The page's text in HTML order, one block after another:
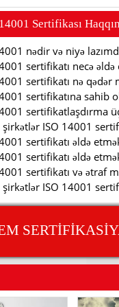
Sertifikası
nədir və niyə
sertifikatı necə əldə
sertifikatı nə qədər
sertifikatına sahib
sertifikatlaşdırma
şirkətlər ISO 14001
sertifikatı əldə
sertifikatı əldə
sertifikatı və ətraf
şirkətlər ISO 14001